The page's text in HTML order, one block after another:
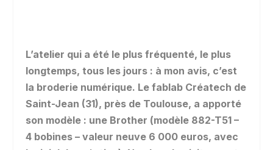
L’atelier qui a été le plus fréquenté, le plus
longtemps, tous les jours : à mon avis, c’est
la broderie numérique. Le fablab Créatech de
Saint-Jean (31), près de Toulouse, a apporté
son modèle : une Brother (modèle 882-T51 –
4 bobines – valeur neuve 6 000 euros, avec